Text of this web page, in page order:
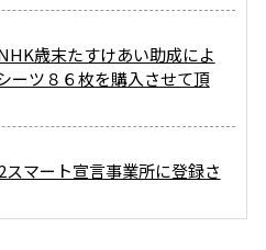
歳末たすけあい助成によ
ーツ８６枚を購入させて頂
スマート宣言事業所に登録さ